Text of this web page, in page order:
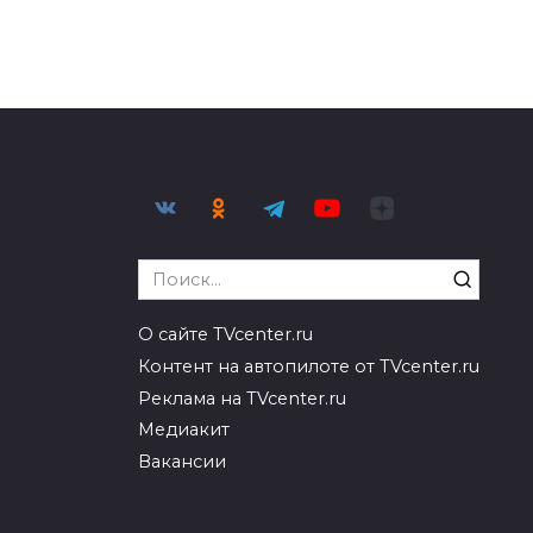
Search
for:
О сайте TVcenter.ru
Контент на автопилоте от TVcenter.ru
Реклама на TVcenter.ru
Медиакит
Вакансии